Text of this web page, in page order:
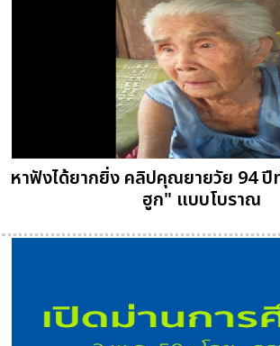
หาฟังได้ยากยิ่ง คลิปคุณยายวัย 94
ฮูก" แบบโบราณ